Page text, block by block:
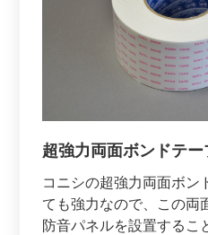
超強力両面ボンドテー
コニシの超強力両面ボン
ても強力なので、この両
防音パネルを設置するこ